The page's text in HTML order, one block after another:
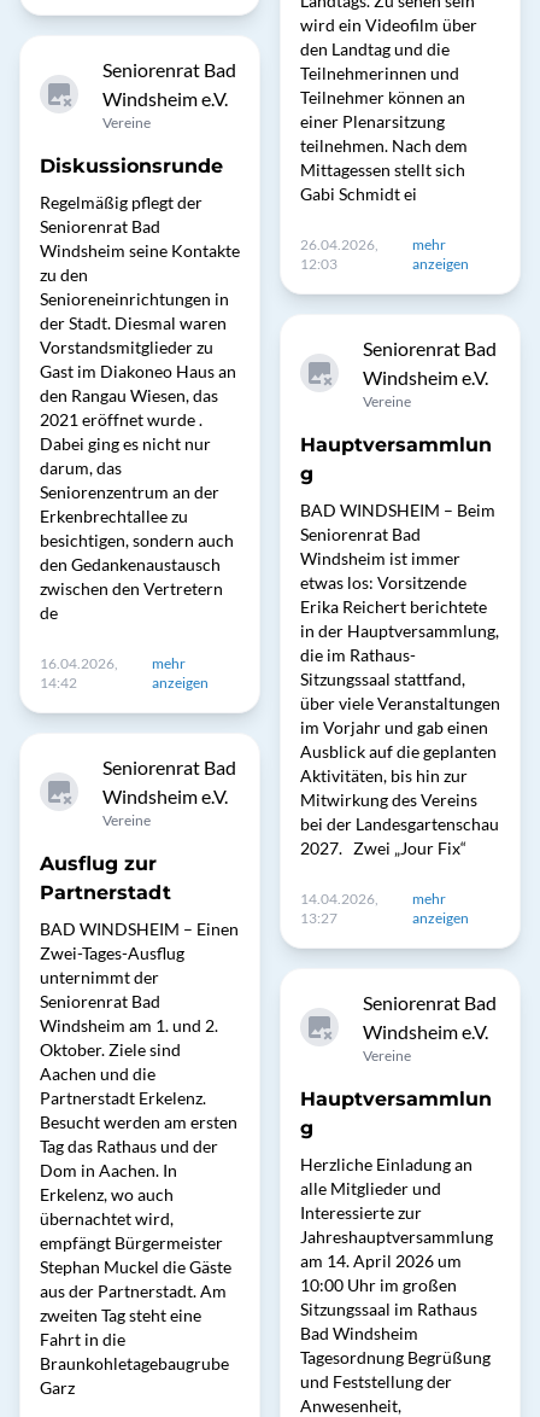
Seniorenrat Bad
Windsheim e.V.
Vereine
Diskussionsrunde
Regelmäßig pflegt der
Seniorenrat Bad
Windsheim seine Kontakte
zu den
Senioreneinrichtungen in
der Stadt. Diesmal waren
Vorstandsmitglieder zu
Gast im Diakoneo Haus an
den Rangau Wiesen, das
2021 eröffnet wurde .
Dabei ging es nicht nur
darum, das
Seniorenzentrum an der
Erkenbrechtallee zu
besichtigen, sondern auch
den Gedankenaustausch
zwischen den Vertretern
de
16.04.2026,
14:42
mehr
anzeigen
Seniorenrat Bad
Windsheim e.V.
Vereine
Ausflug zur
Partnerstadt
BAD WINDSHEIM – Einen
Zwei-Tages-Ausflug
unternimmt der
Seniorenrat Bad
Windsheim am 1. und 2.
Oktober. Ziele sind
Aachen und die
Partnerstadt Erkelenz.
Besucht werden am ersten
Tag das Rathaus und der
Dom in Aachen. In
Erkelenz, wo auch
übernachtet wird,
empfängt Bürgermeister
Stephan Muckel die Gäste
aus der Partnerstadt. Am
zweiten Tag steht eine
Fahrt in die
Braunkohletagebaugrube
Garz
wird ein Videofilm über
den Landtag und die
Teilnehmerinnen und
Teilnehmer können an
einer Plenarsitzung
teilnehmen. Nach dem
Mittagessen stellt sich
Gabi Schmidt ei
26.04.2026,
12:03
mehr
anzeigen
Seniorenrat Bad
Windsheim e.V.
Vereine
Hauptversammlun
g
BAD WINDSHEIM – Beim
Seniorenrat Bad
Windsheim ist immer
etwas los: Vorsitzende
Erika Reichert berichtete
in der Hauptversammlung,
die im Rathaus-
Sitzungssaal stattfand,
über viele Veranstaltungen
im Vorjahr und gab einen
Ausblick auf die geplanten
Aktivitäten, bis hin zur
Mitwirkung des Vereins
bei der Landesgartenschau
2027. Zwei „Jour Fix“
14.04.2026,
13:27
mehr
anzeigen
Seniorenrat Bad
Windsheim e.V.
Vereine
Hauptversammlun
g
Herzliche Einladung an
alle Mitglieder und
Interessierte zur
Jahreshauptversammlung
am 14. April 2026 um
10:00 Uhr im großen
Sitzungssaal im Rathaus
Bad Windsheim
Tagesordnung Begrüßung
und Feststellung der
Anwesenheit,